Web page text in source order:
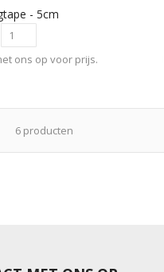
- 5cm
ons op voor prijs.
6 producten